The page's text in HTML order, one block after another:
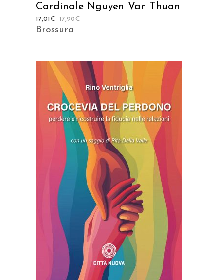
Cardinale Nguyen Van Thuan
17,90€
17,01 €
Brossura
AGGIUNGI AL CARRELLO